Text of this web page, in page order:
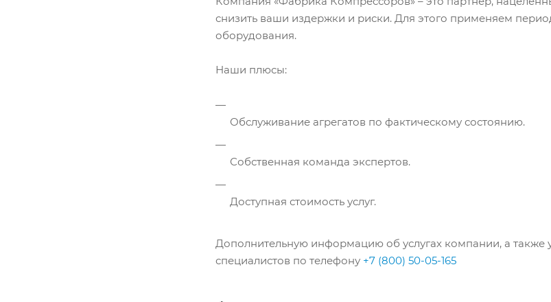
снизить ваши издержки и риски. Для этого применяем
оборудования.
Наши плюсы:
Обслуживание агрегатов по фактическому состоянию.
Собственная команда экспертов.
Доступная стоимость услуг.
Дополнительную информацию об услугах компании, а также
специалистов по телефону +7 (800) 50-05-165